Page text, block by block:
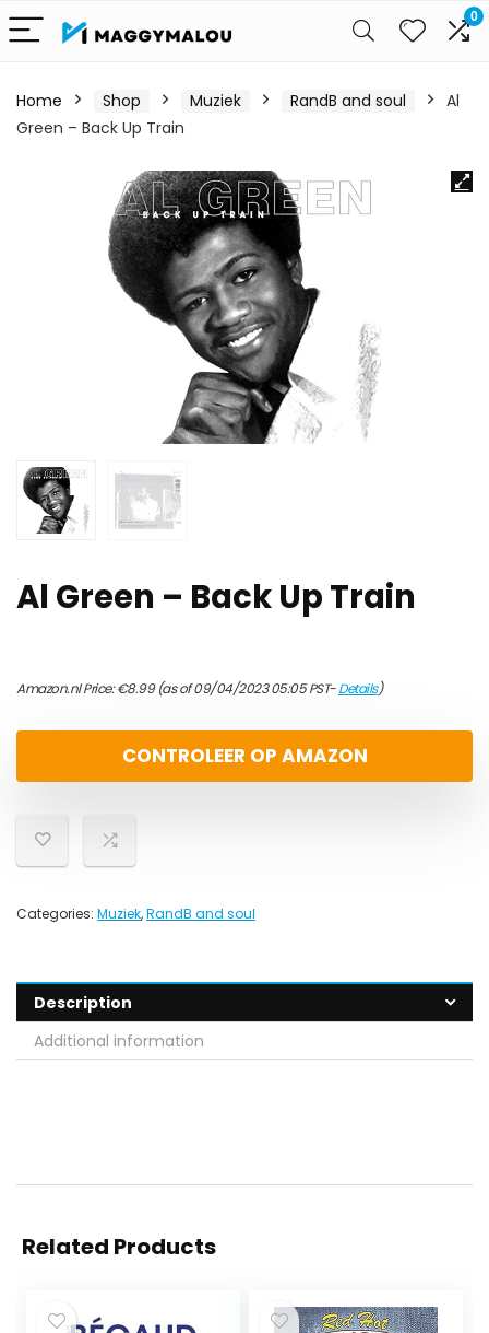
0
Home Shop Muziek RandB and soul
Al
Green – Back Up Train
Al Green – Back Up Train
Amazon.nl Price:€8.99(as of 09/04/2023 05:05 PST-Details)
CONTROLEER OP AMAZON
Categories: Muziek,RandB and soul
Description
Additional information
Related Products